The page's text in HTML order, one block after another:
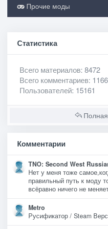
Прочие моды
Статистика
Всего материалов: 8472
Всего комментариев:
Пользователей: 15161
Полная
Комментарии
TNO: Second West
Нет у меня тоже
правильный путь к моду
всёравно ничего не
Metro
Русификатор / Steam